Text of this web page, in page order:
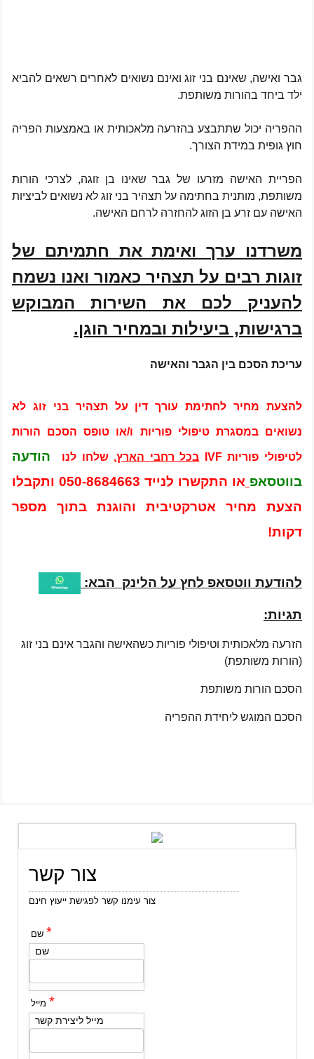
גבר ואישה, שאינם בני זוג ואינם נשואים לאחרים רשאים להביא
ילד ביחד בהורות משותפת.
ההפריה יכול שתתבצע בהזרעה מלאכותית או באמצעות הפריה
חוץ גופית במידת הצורך.
הפריית האישה מזרעו של גבר שאינו בן זוגה, לצרכי הורות
משותפת, מותנית בחתימה על תצהיר בני זוג לא נשואים לביציות
האישה עם זרע בן הזוג להחזרה לרחם האישה.
משרדנו ערך ואימת את חתמיתם של
זוגות רבים על תצהיר כאמור ואנו נשמח
להעניק לכם את השירות המבוקש
ברגישות, ביעילות ובמחיר הוגן.
עריכת הסכם בין הגבר והאישה
להצעת מחיר לחתימת עורך דין על תצהיר בני זוג לא
נשואים במסגרת טיפולי פוריות ו/או טופס הסכם הורות
לטיפולי פוריות IVF בכל רחבי הארץ, שלחו לנו
הודעה
בווטסאפ או התקשרו לנייד 050-8684663 ותקבלו
הצעת מחיר אטרקטיבית והוגנת בתוך מספר
דקות!
להודעת ווטסאפ לחץ על הלינק הבא:
תגיות:
הזרעה מלאכותית וטיפולי פוריות כשהאישה והגבר אינם בני זוג
(הורות משותפת)
הסכם הורות משותפת
הסכם המוגש ליחידת ההפריה
צור קשר
צור עימנו קשר לפגישת ייעוץ חינם
*
שם
*
מייל ליצירת קשר